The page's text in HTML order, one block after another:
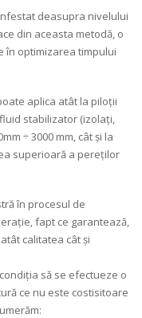
deasupra nivelului
din aceasta metodă, o
în optimizarea timpului
aplica atât la piloții
stabilizator (izolați,
÷ 3000 mm, cât și la
superioară a pereților
în procesul de
fapt ce garantează,
calitatea cât și
să se efectueze o
ce nu este costisitoare